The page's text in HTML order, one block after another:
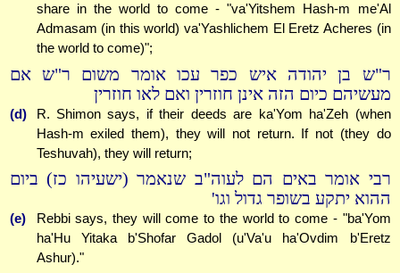
share in the world to come - "va'Yitshem Hash-m me'Al
Admasam (in this world) va'Yashlichem El Eretz Acheres (in
the world to come)";
ר"ש בן יהודה איש כפר עכו אומר משום ר"ש אם
מעשיהם כיום הזה אינן חוזרין ואם לאו חוזרין
(d)
R. Shimon says, if their deeds are ka'Yom ha'Zeh (when
Hash-m exiled them), they will not return. If not (they do
Teshuvah), they will return;
רבי אומר באים הם לעוה"ב שנאמר (ישעיהו כז) ביום
ההוא יתקע בשופר גדול וגו'
(e)
Rebbi says, they will come to the world to come - "ba'Yom
ha'Hu Yitaka b'Shofar Gadol (u'Va'u ha'Ovdim b'Eretz
Ashur)."